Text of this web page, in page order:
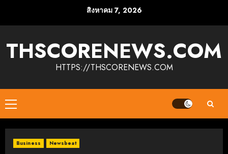
สิงหาคม 7, 2026
THSCORENEWS.COM
HTTPS://THSCORENEWS.COM
Primary
Menu
Business Newsbeat